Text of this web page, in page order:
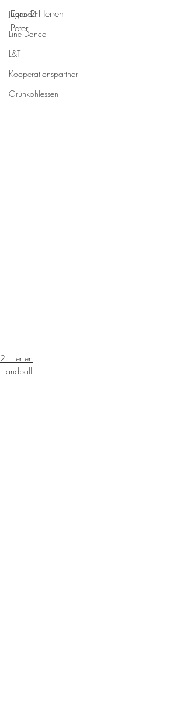
Jugend F
Line Dance
L&T
Kooperationspartner
Grünkohlessen
Eure 2.Herren
Peter
2. Herren
Handball